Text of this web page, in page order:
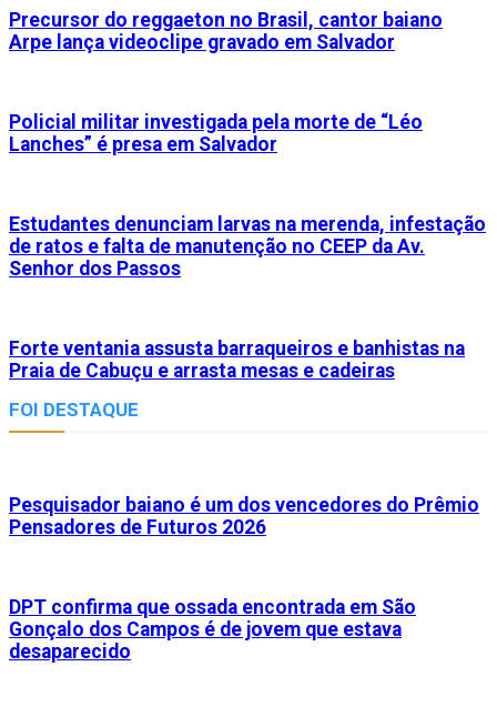
Precursor do reggaeton no Brasil, cantor baiano
Arpe lança videoclipe gravado em Salvador
Policial militar investigada pela morte de “Léo
Lanches” é presa em Salvador
Estudantes denunciam larvas na merenda, infestação
de ratos e falta de manutenção no CEEP da Av.
Senhor dos Passos
Forte ventania assusta barraqueiros e banhistas na
Praia de Cabuçu e arrasta mesas e cadeiras
FOI DESTAQUE
Pesquisador baiano é um dos vencedores do Prêmio
Pensadores de Futuros 2026
DPT confirma que ossada encontrada em São
Gonçalo dos Campos é de jovem que estava
desaparecido